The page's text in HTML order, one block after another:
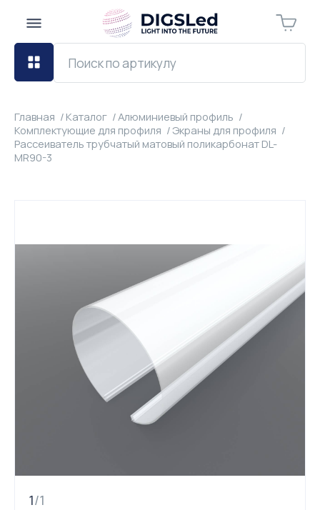
Главная Каталог
Алюминиевый профиль
Комплектующие для профиля
Экраны для профиля
Рассеиватель трубчатый матовый поликарбонат DL-
MR90-3
1/1